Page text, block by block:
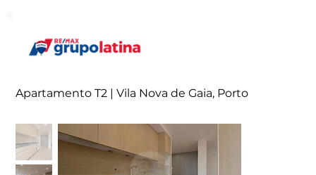
Apartamento T2 | Vila Nova de Gaia, Porto